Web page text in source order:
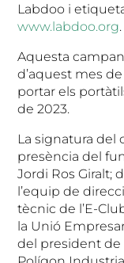
Labdoo i
www.labdoo.org.
Aquesta
d’aquest mes
portar els
de 2023.
La signatura del
presència del
Jordi Ros Giralt;
l’equip de
tècnic de l’E-
la Unió
del president de